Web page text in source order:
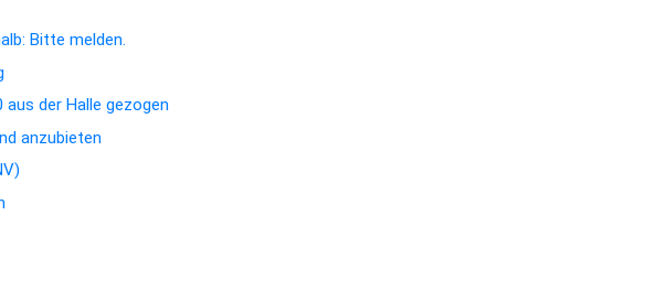
Bitte melden.
der Halle gezogen
anzubieten